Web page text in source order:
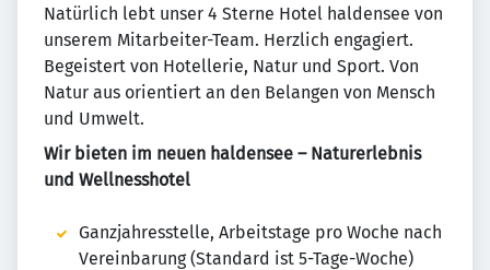
Natürlich lebt unser 4 Sterne Hotel haldensee von
unserem Mitarbeiter-Team. Herzlich engagiert.
Begeistert von Hotellerie, Natur und Sport. Von
Natur aus orientiert an den Belangen von Mensch
und Umwelt.
Wir bieten im neuen haldensee – Naturerlebnis
und Wellnesshotel
Ganzjahresstelle, Arbeitstage pro Woche nach
Vereinbarung (Standard ist 5-Tage-Woche)